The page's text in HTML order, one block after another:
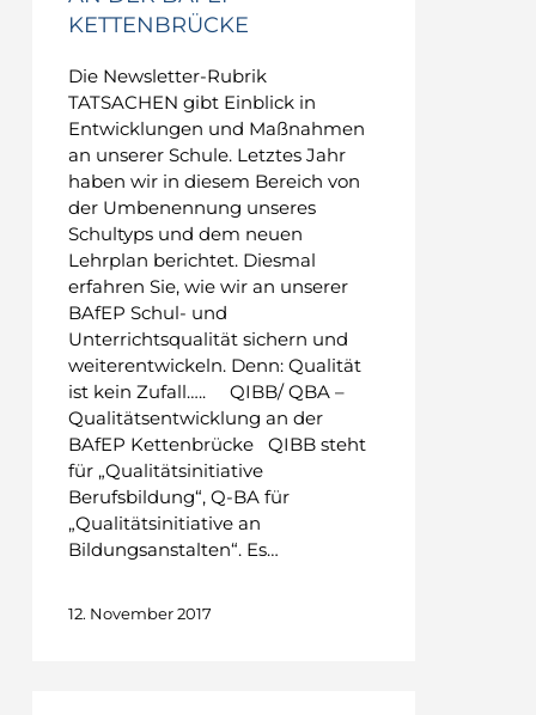
KETTENBRÜCKE
Die Newsletter-Rubrik
TATSACHEN gibt Einblick in
Entwicklungen und Maßnahmen
an unserer Schule. Letztes Jahr
haben wir in diesem Bereich von
der Umbenennung unseres
Schultyps und dem neuen
Lehrplan berichtet. Diesmal
erfahren Sie, wie wir an unserer
BAfEP Schul- und
Unterrichtsqualität sichern und
weiterentwickeln. Denn: Qualität
ist kein Zufall….. QIBB/ QBA –
Qualitätsentwicklung an der
BAfEP Kettenbrücke QIBB steht
für „Qualitätsinitiative
Berufsbildung“, Q-BA für
„Qualitätsinitiative an
Bildungsanstalten“. Es…
12. November 2017